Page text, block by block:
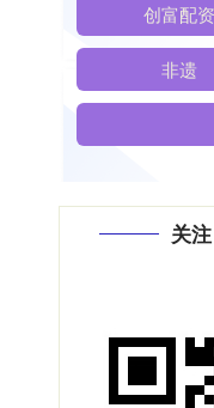
创富配资
非遗
关